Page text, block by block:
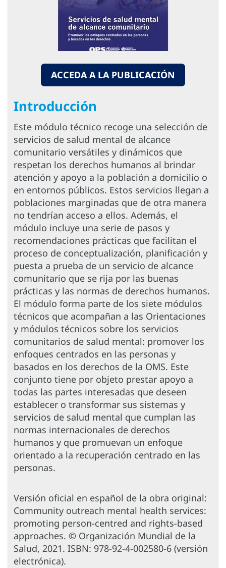
ACCEDA A LA PUBLICACIÓN
Introducción
Este módulo técnico recoge una selección de
servicios de salud mental de alcance
comunitario versátiles y dinámicos que
respetan los derechos humanos al brindar
atención y apoyo a la población a domicilio o
en entornos públicos. Estos servicios llegan a
poblaciones marginadas que de otra manera
no tendrían acceso a ellos. Además, el
módulo incluye una serie de pasos y
recomendaciones prácticas que facilitan el
proceso de conceptualización, planificación y
puesta a prueba de un servicio de alcance
comunitario que se rija por las buenas
prácticas y las normas de derechos humanos.
El módulo forma parte de los siete módulos
técnicos que acompañan a las Orientaciones
y módulos técnicos sobre los servicios
comunitarios de salud mental: promover los
enfoques centrados en las personas y
basados en los derechos de la OMS. Este
conjunto tiene por objeto prestar apoyo a
todas las partes interesadas que deseen
establecer o transformar sus sistemas y
servicios de salud mental que cumplan las
normas internacionales de derechos
humanos y que promuevan un enfoque
orientado a la recuperación centrado en las
personas.
Versión oficial en español de la obra original:
Community outreach mental health services:
promoting person-centred and rights-based
approaches. © Organización Mundial de la
Salud, 2021. ISBN: 978-92-4-002580-6 (versión
electrónica).